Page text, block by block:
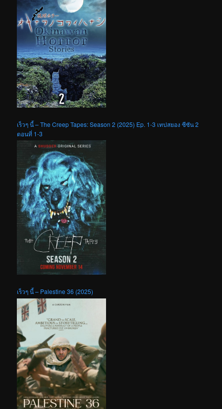
เร็วๆ นี้ – The Creep Tapes: Season 2 (2025) Ep. 1-3 เทปสยอง ซีซัน 2
ตอนที่ 1-3
เร็วๆ นี้ – Palestine 36 (2025)